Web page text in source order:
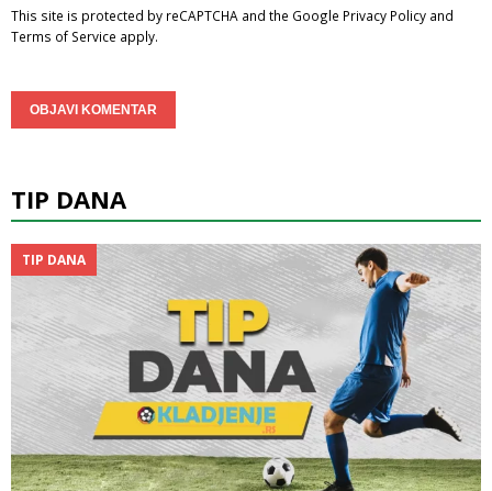
This site is protected by reCAPTCHA and the Google Privacy Policy and
Terms of Service apply.
TIP DANA
TIP DANA